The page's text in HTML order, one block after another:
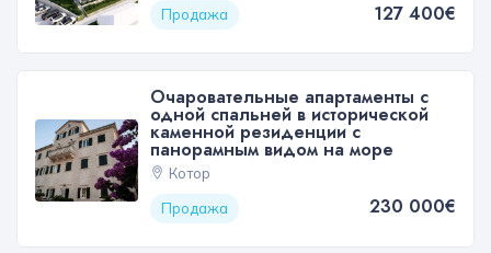
Продажа
127 400€
Очаровательные апартаменты с
одной спальней в исторической
каменной резиденции с
панорамным видом на море
Котор
Продажа
230 000€